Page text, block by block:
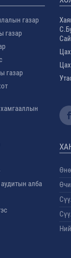
газар
газар
газар
алба